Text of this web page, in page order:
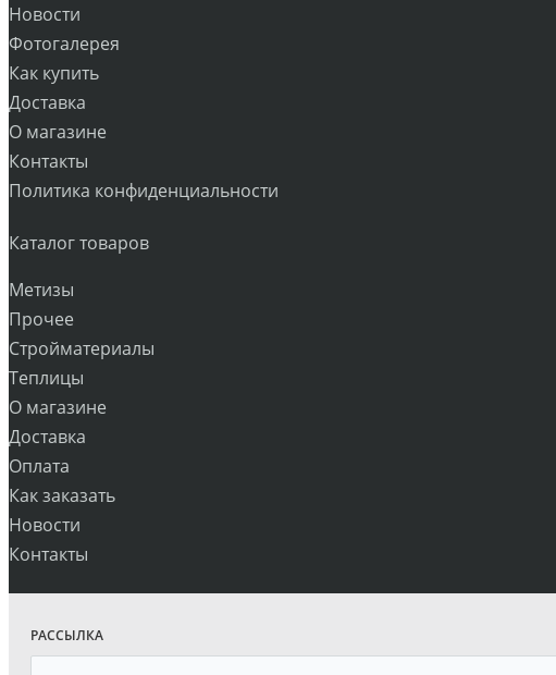
Новости
Фотогалерея
Как купить
Доставка
О магазине
Контакты
Политика конфиденциальности
Каталог товаров
Метизы
Прочее
Стройматериалы
Теплицы
О магазине
Доставка
Оплата
Как заказать
Новости
Контакты
РАССЫЛКА